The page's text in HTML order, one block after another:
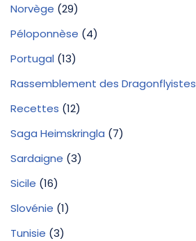
Norvège (29)
Péloponnèse (4)
Portugal (13)
Rassemblement des Dragonflyistes
Recettes (12)
Saga Heimskringla (7)
Sardaigne (3)
Sicile (16)
Slovénie (1)
Tunisie (3)